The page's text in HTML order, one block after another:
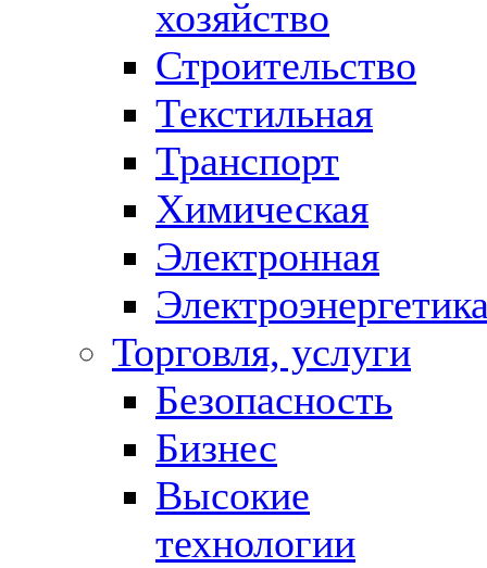
хозяйство
Строительство
Текстильная
Транспорт
Химическая
Электронная
Торговля, услуги
Безопасность
Бизнес
Высокие
технологии